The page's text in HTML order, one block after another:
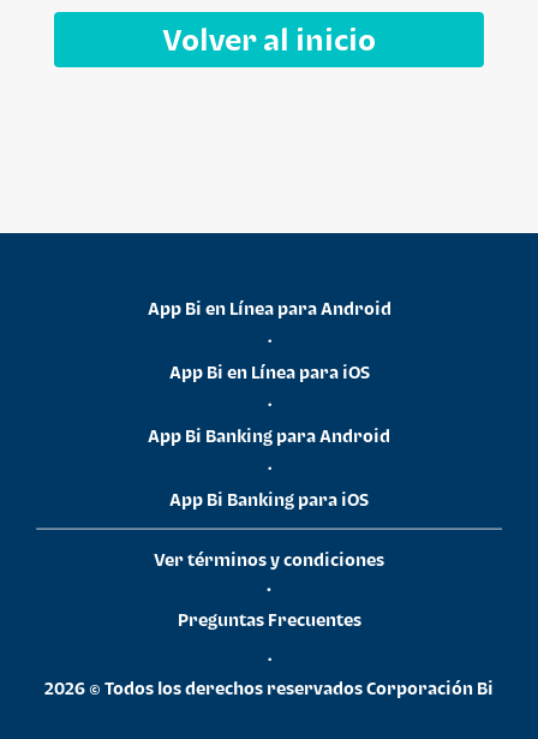
Volver al inicio
App Bi en Línea para Android
•
App Bi en Línea para iOS
•
App Bi Banking para Android
•
App Bi Banking para iOS
Ver términos y condiciones
•
Preguntas Frecuentes
•
2026 © Todos los derechos reservados Corporación Bi